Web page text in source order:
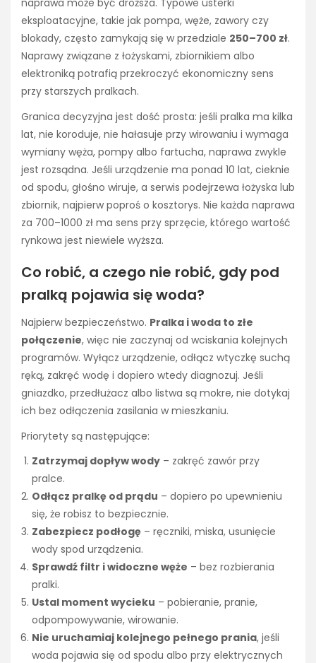
eksploatacyjne, takie jak pompa, węże, zawory czy
blokady, często zamykają się w przedziale 250–700 zł.
Naprawy związane z łożyskami, zbiornikiem albo
elektroniką potrafią przekroczyć ekonomiczny sens
przy starszych pralkach.
Granica decyzyjna jest dość prosta: jeśli pralka ma kilka
lat, nie koroduje, nie hałasuje przy wirowaniu i wymaga
wymiany węża, pompy albo fartucha, naprawa zwykle
jest rozsądna. Jeśli urządzenie ma ponad 10 lat, cieknie
od spodu, głośno wiruje, a serwis podejrzewa łożyska lub
zbiornik, najpierw poproś o kosztorys. Nie każda naprawa
za 700–1000 zł ma sens przy sprzęcie, którego wartość
rynkowa jest niewiele wyższa.
Co robić, a czego nie robić, gdy pod
pralką pojawia się woda?
Najpierw bezpieczeństwo. Pralka i woda to złe
połączenie, więc nie zaczynaj od wciskania kolejnych
programów. Wyłącz urządzenie, odłącz wtyczkę suchą
ręką, zakręć wodę i dopiero wtedy diagnozuj. Jeśli
gniazdko, przedłużacz albo listwa są mokre, nie dotykaj
ich bez odłączenia zasilania w mieszkaniu.
Priorytety są następujące:
Zatrzymaj dopływ wody – zakręć zawór przy
pralce.
Odłącz pralkę od prądu – dopiero po upewnieniu
się, że robisz to bezpiecznie.
Zabezpiecz podłogę – ręczniki, miska, usunięcie
wody spod urządzenia.
Sprawdź filtr i widoczne węże – bez rozbierania
pralki.
Ustal moment wycieku – pobieranie, pranie,
odpompowywanie, wirowanie.
Nie uruchamiaj kolejnego pełnego prania, jeśli
woda pojawia się od spodu albo przy elektrycznych